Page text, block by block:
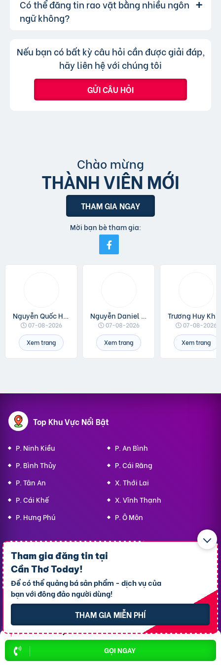
GỌI NGAY
Tham gia đăng tin tại
Cần Thơ Today!
Để có thể quảng bá sản phẩm - dịch vụ của
bạn với đông đảo người dùng!
THAM GIA MIỄN PHÍ
khả năng hiển thị.
bạn chỉ không thể chuyển tin đăng sang
chuyên mục khác mà cần đăng tin mới.
Trả lời: Lượt xem của tin đăng được đo lường
thông qua lượt nhấp và truy cập trực tiếp, có
bài đăng.
Có thể đăng tin rao vặt bằng nhiều ngôn
ngữ không?
Trả lời:
Không, trang web chỉ chấp nhận các
tin đăng sử dụng tiếng Việt có dấu.
Nếu bạn có bất kỳ câu hỏi cần được giải đáp,
hãy liên hệ với chúng tôi
GỬI CÂU HỎI
Chào mừng
THÀNH VIÊN MỚI
THAM GIA NGAY
Mời bạn bè tham gia:
Nguyễn Quốc Huân
07-08-2026
Xem trang
Nguyễn Daniel Minh
07-08-2026
Xem trang
07-08-2026
Xem trang
Top Khu Vực Nổi Bật
P. Ninh Kiều
P. An Bình
P. Bình Thủy
P. Cái Răng
P. Tân An
X. Thới Lai
P. Cái Khế
X. Vĩnh Thạnh
P. Hưng Phú
P. Ô Môn
Top 10 Khu Vực Bất động sản
Bất động sản P. Ninh Kiều
Bất động sản P. Cái Răng
Bất động sản P. Tân An
Bất động sản P. Bình Thủy